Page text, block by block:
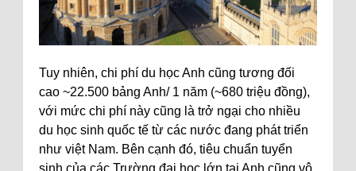
Tuy nhiên, chi phí du học Anh cũng tương đối
cao ~22.500 bảng Anh/ 1 năm (~680 triệu đồng),
với mức chi phí này cũng là trở ngại cho nhiều
du học sinh quốc tế từ các nước đang phát triển
như việt Nam. Bên cạnh đó, tiêu chuẩn tuyển